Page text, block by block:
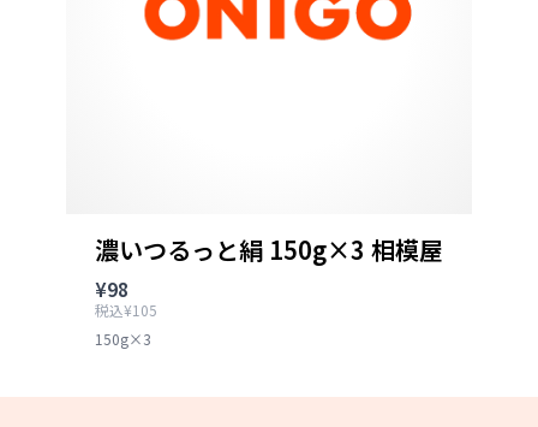
濃いつるっと絹 150g×3 相模屋
¥98
税込¥105
150g×3